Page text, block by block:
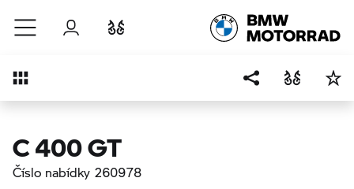
Přejít na hlavní obsah
Přihlášení
Přehled
C 400 GT
Číslo nabídky 260978